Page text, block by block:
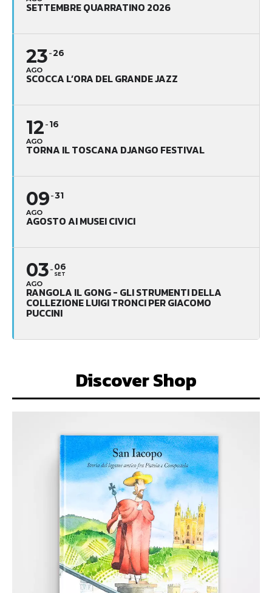
SETTEMBRE QUARRATINO 2026
23
AGO
26
SCOCCA L’ORA DEL GRANDE JAZZ
12
AGO
16
TORNA IL TOSCANA DJANGO FESTIVAL
09
AGO
31
AGOSTO AI MUSEI CIVICI
03
AGO
06
SET
RANGOLA IL GONG - GLI STRUMENTI DELLA
COLLEZIONE LUIGI TRONCI PER GIACOMO
PUCCINI
Discover Shop